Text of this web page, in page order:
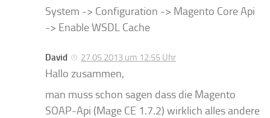
System -> Configuration -> Magento Core Api
-> Enable WSDL Cache
David 27.05.2013 um 12:55 Uhr
Hallo zusammen,
man muss schon sagen dass die Magento
SOAP-Api (Mage CE 1.7.2) wirklich alles andere